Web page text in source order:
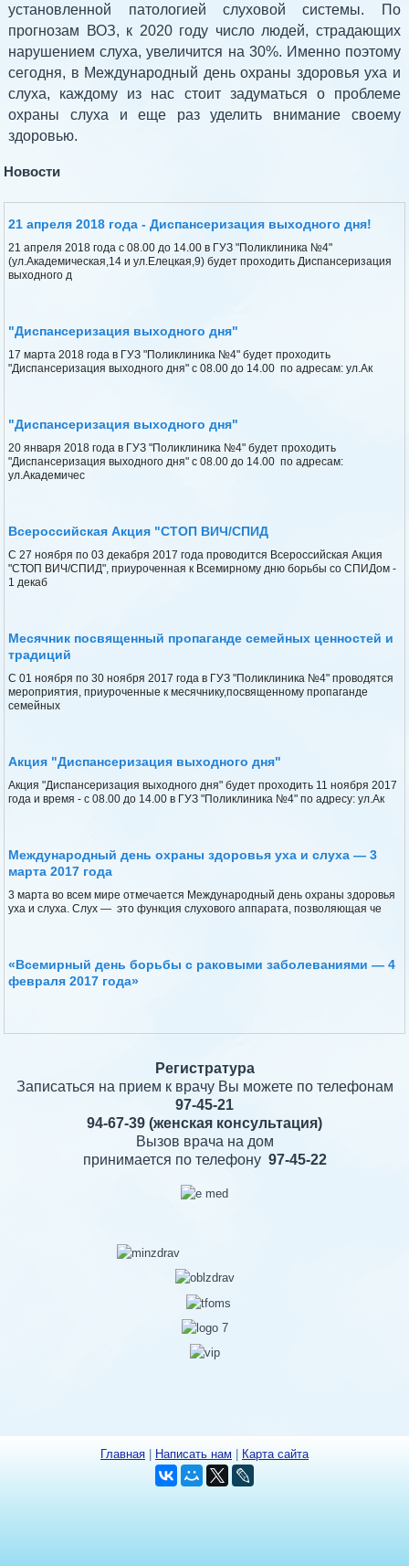
установленной патологией слуховой системы. По
прогнозам ВОЗ, к 2020 году число людей, страдающих
нарушением слуха, увеличится на 30%. Именно поэтому
сегодня, в Международный день охраны здоровья уха и
слуха, каждому из нас стоит задуматься о проблеме
охраны слуха и еще раз уделить внимание своему
здоровью.
Новости
21 апреля 2018 года - Диспансеризация выходного дня!
21 апреля 2018 года с 08.00 до 14.00 в ГУЗ "Поликлиника №4"
(ул.Академическая,14 и ул.Елецкая,9) будет проходить Диспансеризация
выходного д
"Диспансеризация выходного дня"
17 марта 2018 года в ГУЗ "Поликлиника №4" будет проходить
"Диспансеризация выходного дня" с 08.00 до 14.00 по адресам: ул.Ак
"Диспансеризация выходного дня"
20 января 2018 года в ГУЗ "Поликлиника №4" будет проходить
"Диспансеризация выходного дня" с 08.00 до 14.00 по адресам:
ул.Академичес
Всероссийская Акция "СТОП ВИЧ/СПИД
С 27 ноября по 03 декабря 2017 года проводится Всероссийская Акция
"СТОП ВИЧ/СПИД", приуроченная к Всемирному дню борьбы со СПИДом -
1 декаб
Месячник посвященный пропаганде семейных ценностей и
традиций
С 01 ноября по 30 ноября 2017 года в ГУЗ "Поликлиника №4" проводятся
мероприятия, приуроченные к месячнику,посвященному пропаганде
семейных
Акция "Диспансеризация выходного дня"
Акция "Диспансеризация выходного дня" будет проходить 11 ноября 2017
года и время - с 08.00 до 14.00 в ГУЗ "Поликлиника №4" по адресу: ул.Ак
Международный день охраны здоровья уха и слуха — 3
марта 2017 года
3 марта во всем мире отмечается Международный день охраны здоровья
уха и слуха. Слух — это функция слухового аппарата, позволяющая че
«Всемирный день борьбы с раковыми заболеваниями — 4
февраля 2017 года»
Регистратура
Записаться на прием к врачу Вы можете по телефонам
97-45-21
94-67-39 (женская консультация)
Вызов врача на дом
принимается по телефону 97-45-22
Главная Написать нам Карта сайта